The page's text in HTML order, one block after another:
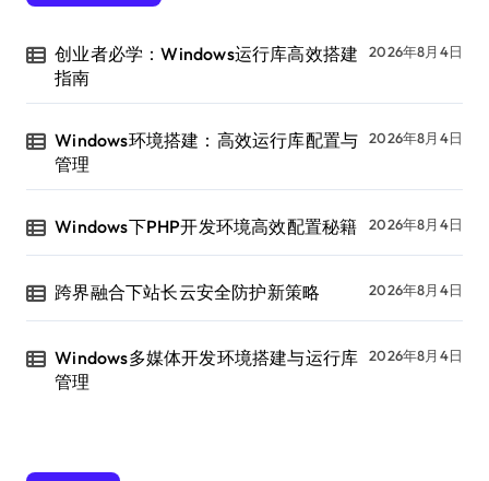
创业者必学：Windows运行库高效搭建
指南
2026年8月4日
Windows环境搭建：高效运行库配置与
管理
2026年8月4日
Windows下PHP开发环境高效配置秘籍 2026年8月4日
跨界融合下站长云安全防护新策略 2026年8月4日
Windows多媒体开发环境搭建与运行库
管理
2026年8月4日